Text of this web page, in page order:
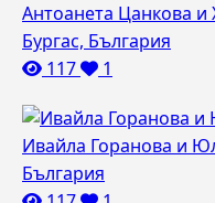
Антоанета Цанкова
Бургас, България
117
1
Ивайла Горанова и
България